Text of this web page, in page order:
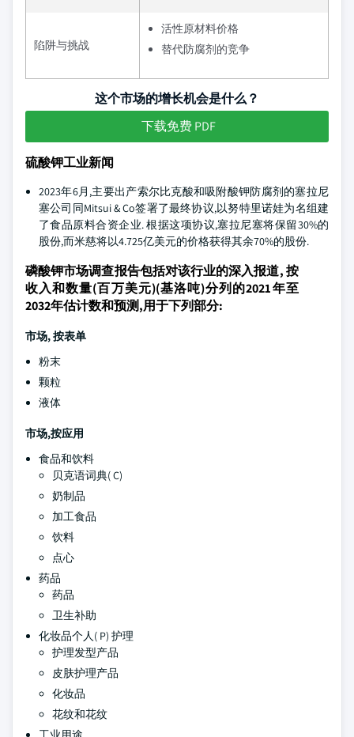
陷阱与挑战
活性原材料价格
替代防腐剂的竞争
这个市场的增长机会是什么？
下载免费 PDF
硫酸钾工业新闻
2023年6月,主要出产索尔比克酸和吸附酸钾防腐剂的塞拉尼
塞公司同Mitsui & Co签署了最终协议,以努特里诺娃为名组建
了食品原料合资企业. 根据这项协议,塞拉尼塞将保留30%的
股份,而米慈将以4.725亿美元的价格获得其余70%的股份.
磷酸钾市场调查报告包括对该行业的深入报道, 按
收入和数量(百万美元)(基洛吨)分列的2021年至
2032年估计数和预测,用于下列部分:
市场,按表单
粉末
颗粒
液体
市场,按应用
食品和饮料
贝克语词典( C)
奶制品
加工食品
饮料
点心
药品
药品
卫生补助
化妆品个人( P) 护理
护理发型产品
皮肤护理产品
化妆品
花纹和花纹